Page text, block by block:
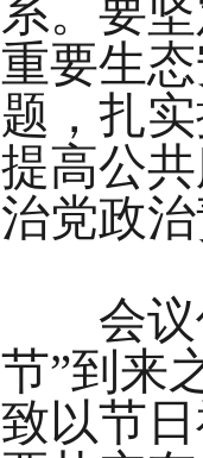
系。要
重要生
题，扎
提高公
治党政
会议传
节”到来
致以节